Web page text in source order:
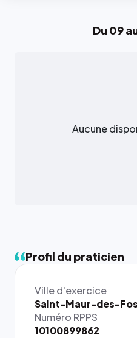
Du 09
Aucune
Profil du praticien
Ville d'exercice
Saint-Maur-des-
Numéro RPPS
10100899862